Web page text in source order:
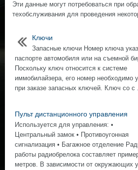
Эти данные могут потребоваться при
техобслуживания для проведения
Ключи
Запасные ключи Номер ключа
паспорте автомобиля или на съемной
Поскольку ключ относится к системе
иммобилайзера, его номер необходимо
при заказе запасных ключей. Ключ со с
Пульт дистанционного управления
Используется для управления: •
Центральный замок • Противоугонная
сигнализация • Багажное отделение
работы радиобрелока составляет
метров. В зависимости от окружающих